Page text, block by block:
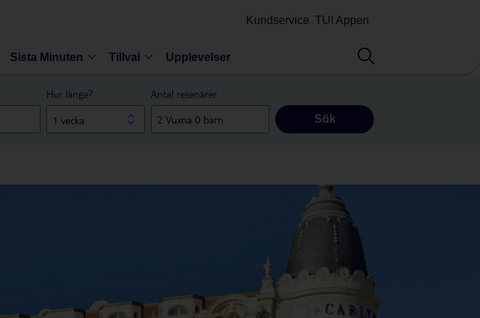
Kundservice TUI Appen
Sista Minuten Tillval Upplevelser
Hur länge?
1 vecka
Antal resenärer
Sök